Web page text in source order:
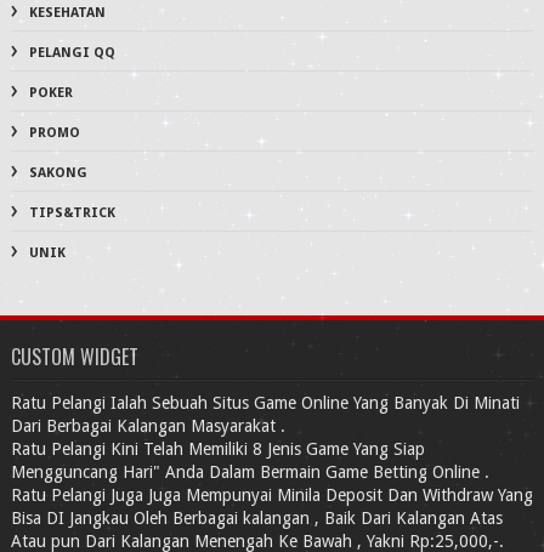
KESEHATAN
PELANGI QQ
POKER
PROMO
SAKONG
TIPS&TRICK
UNIK
CUSTOM WIDGET
Ratu Pelangi Ialah Sebuah Situs Game Online Yang Banyak Di Minati
Dari Berbagai Kalangan Masyarakat .
Ratu Pelangi Kini Telah Memiliki 8 Jenis Game Yang Siap
Mengguncang Hari" Anda Dalam Bermain Game Betting Online .
Ratu Pelangi Juga Juga Mempunyai Minila Deposit Dan Withdraw Yang
Bisa DI Jangkau Oleh Berbagai kalangan , Baik Dari Kalangan Atas
Atau pun Dari Kalangan Menengah Ke Bawah , Yakni Rp:25,000,-.